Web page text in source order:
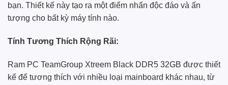
bạn. Thiết kế này tạo ra một điểm nhấn độc đáo và ấn
tượng cho bất kỳ máy tính nào.
Tính Tương Thích Rộng Rãi:
Ram PC TeamGroup Xtreem Black DDR5 32GB được thiết
kế để tương thích với nhiều loại mainboard khác nhau, từ